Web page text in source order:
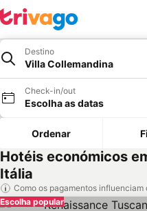
Destino
Villa Collemandina
Check-in/out
Escolha as datas
Ordenar
Hotéis económicos
Itália
Como os pagamentos influenciam
Escolha popular